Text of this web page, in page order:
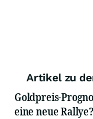
Artikel zu
Goldpreis-
eine neue Rallye?